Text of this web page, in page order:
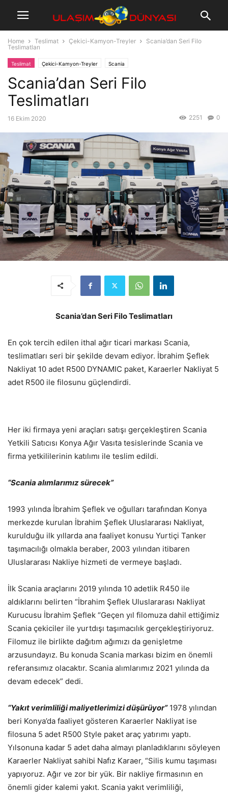
Home Teslimat Çekici-Kamyon-Treyler
Scania’dan Seri Filo
Teslimatları
Teslimat Çekici-Kamyon-Treyler Scania
Scania’dan Seri Filo
Teslimatları
16 Ekim 2020 0
2251
Scania’dan Seri Filo Teslimatları
En çok tercih edilen ithal ağır ticari markası Scania,
teslimatları seri bir şekilde devam ediyor. İbrahim Şeflek
Nakliyat 10 adet R500 DYNAMIC paket, Karaerler Nakliyat 5
adet R500 ile filosunu güçlendirdi.
Her iki firmaya yeni araçları satışı gerçekleştiren Scania
Yetkili Satıcısı Konya Ağır Vasıta tesislerinde Scania ve
firma yetkililerinin katılımı ile teslim edildi.
“Scania alımlarımız sürecek”
1993 yılında İbrahim Şeflek ve oğulları tarafından Konya
merkezde kurulan İbrahim Şeflek Uluslararası Nakliyat,
kurulduğu ilk yıllarda ana faaliyet konusu Yurtiçi Tanker
taşımacılığı olmakla beraber, 2003 yılından itibaren
Uluslararası Nakliye hizmeti de vermeye başladı.
İlk Scania araçlarını 2019 yılında 10 adetlik R450 ile
aldıklarını belirten “İbrahim Şeflek Uluslararası Nakliyat
Kurucusu İbrahim Şeflek “Geçen yıl filomuza dahil ettiğimiz
Scania çekiciler ile yurtdışı taşımacılık gerçekleştiriyoruz.
Filomuz ile birlikte dağıtım ağımızı da genişletme
arzusundayız. Bu konuda Scania markası bizim en önemli
referansımız olacaktır. Scania alımlarımız 2021 yılında da
devam edecek” dedi.
“Yakıt verimliliği maliyetlerimizi düşürüyor”1978 yılından
beri Konya’da faaliyet gösteren Karaerler Nakliyat ise
filosuna 5 adet R500 Style paket araç yatırımı yaptı.
Yılsonuna kadar 5 adet daha almayı planladıklarını söyleyen
Karaerler Nakliyat sahibi Nafız Karaer, “Silis kumu taşıması
yapıyoruz. Ağır ve zor bir yük. Bir nakliye firmasının en
önemli gider kalemi yakıt. Scania yakıt verimliliği,